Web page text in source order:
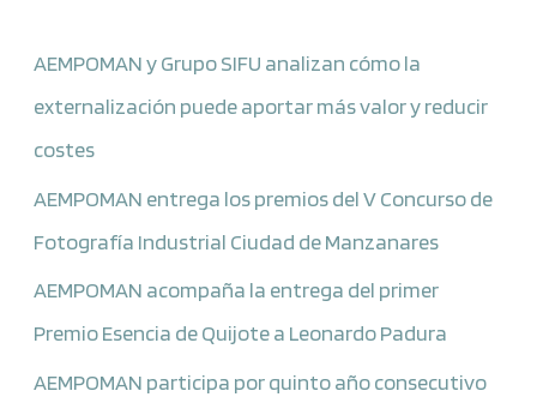
AEMPOMAN y Grupo SIFU analizan cómo la
externalización puede aportar más valor y reducir
costes
AEMPOMAN entrega los premios del V Concurso de
Fotografía Industrial Ciudad de Manzanares
AEMPOMAN acompaña la entrega del primer
Premio Esencia de Quijote a Leonardo Padura
AEMPOMAN participa por quinto año consecutivo